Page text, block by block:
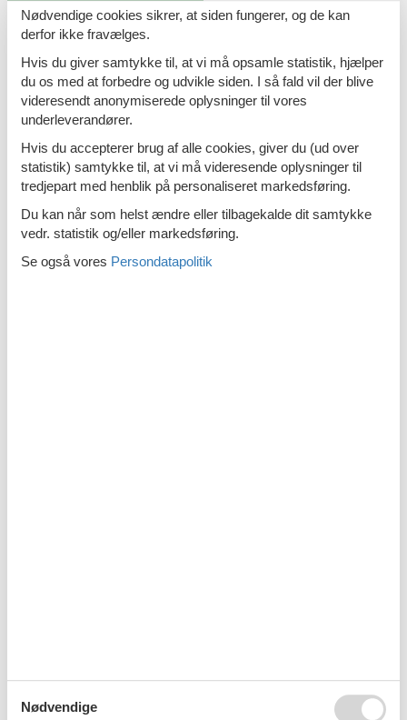
Handicapvenlig feriebolig i Danmark
Nødvendige cookies sikrer, at siden fungerer, og de kan
derfor ikke fravælges.
Hvis du giver samtykke til, at vi må opsamle statistik, hjælper
du os med at forbedre og udvikle siden. I så fald vil der blive
videresendt anonymiserede oplysninger til vores
underleverandører.
Hvis du accepterer brug af alle cookies, giver du (ud over
statistik) samtykke til, at vi må videresende oplysninger til
tredjepart med henblik på personaliseret markedsføring.
Du kan når som helst ændre eller tilbagekalde dit samtykke
vedr. statistik og/eller markedsføring.
Se også vores Persondatapolitik
Nødvendige